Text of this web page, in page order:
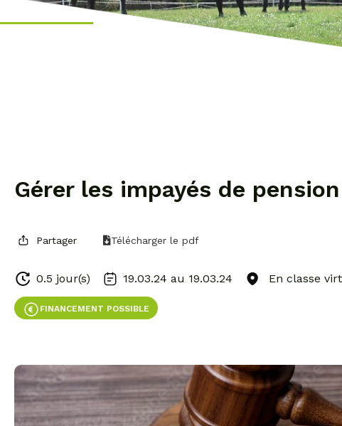
Gérer les impayés de
Partager Télécharger le pdf
0.5 jour(s) 19.03.24 au 19.03.24 En classe
FINANCEMENT POSSIBLE